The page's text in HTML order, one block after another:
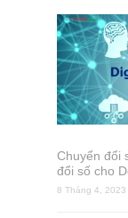
Chuyển đổi
đổi số cho
8 Tháng 4, 2023